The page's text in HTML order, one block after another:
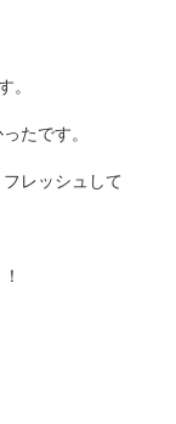
。
たです。
レッシュして